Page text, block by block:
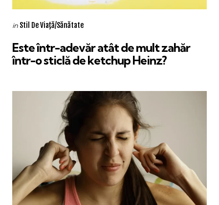
Categories
Posted
in Stil De Viaţă/Sănătate
Este într-adevăr atât de mult zahăr
într-o sticlă de ketchup Heinz?